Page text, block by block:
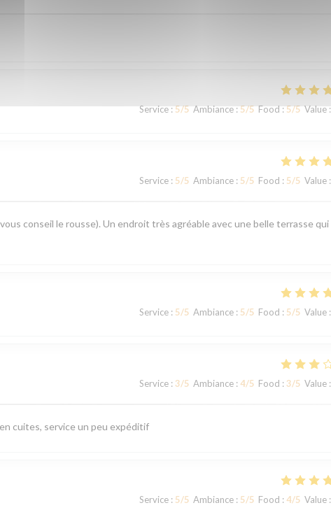
Service : 5/5 Ambiance : 5/5 Food : 5/5 Value :
Service : 5/5 Ambiance : 5/5 Food : 5/5 Value :
conseil le rousse). Un endroit très agréable avec une belle terrasse qui
Service : 5/5 Ambiance : 5/5 Food : 5/5 Value :
Service : 3/5 Ambiance : 4/5 Food : 3/5 Value :
cuites, service un peu expéditif
Service : 5/5 Ambiance : 5/5 Food : 4/5 Value :